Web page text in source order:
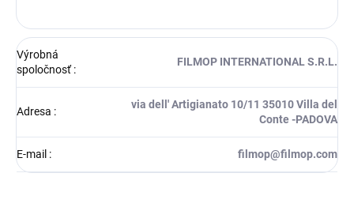
Výrobná
spoločnosť:
FILMOP INTERNATIONAL S.R.L.
Adresa :
via dell' Artigianato 10/11 35010 Villa del
Conte -PADOVA
E-mail : filmop@filmop.com